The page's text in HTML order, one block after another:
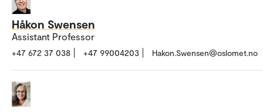
Håkon Swensen
Assistant Professor
+47 672 37 038 +47 99004203 Hakon.Swensen@oslomet.no